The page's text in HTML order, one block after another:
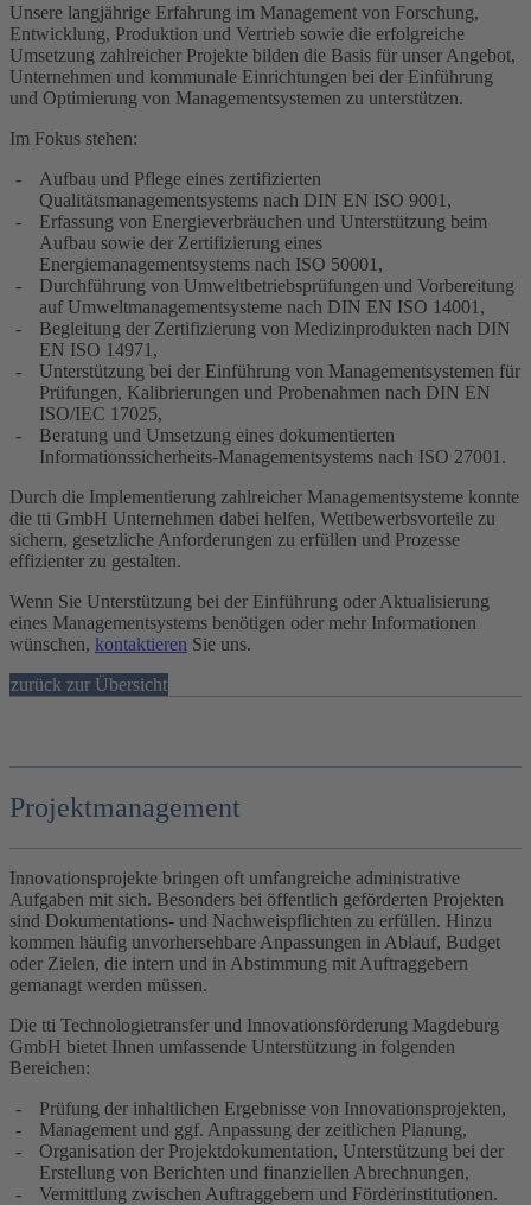
Unsere langjährige Erfahrung im Management von Forschung,
Entwicklung, Produktion und Vertrieb sowie die erfolgreiche
Umsetzung zahlreicher Projekte bilden die Basis für unser Angebot,
Unternehmen und kommunale Einrichtungen bei der Einführung
und Optimierung von Managementsystemen zu unterstützen.
Im Fokus stehen:
Aufbau und Pflege eines zertifizierten
Qualitätsmanagementsystems nach DIN EN ISO 9001,
Erfassung von Energieverbräuchen und Unterstützung beim
Aufbau sowie der Zertifizierung eines
Energiemanagementsystems nach ISO 50001,
Durchführung von Umweltbetriebsprüfungen und Vorbereitung
auf Umweltmanagementsysteme nach DIN EN ISO 14001,
Begleitung der Zertifizierung von Medizinprodukten nach DIN
EN ISO 14971,
Unterstützung bei der Einführung von Managementsystemen für
Prüfungen, Kalibrierungen und Probenahmen nach DIN EN
ISO/IEC 17025,
Beratung und Umsetzung eines dokumentierten
Informationssicherheits-Managementsystems nach ISO 27001.
Durch die Implementierung zahlreicher Managementsysteme konnte
die tti GmbH Unternehmen dabei helfen, Wettbewerbsvorteile zu
sichern, gesetzliche Anforderungen zu erfüllen und Prozesse
effizienter zu gestalten.
Wenn Sie Unterstützung bei der Einführung oder Aktualisierung
eines Managementsystems benötigen oder mehr Informationen
wünschen, kontaktieren Sie uns.
zurück zur Übersicht
Projektmanagement
Innovationsprojekte bringen oft umfangreiche administrative
Aufgaben mit sich. Besonders bei öffentlich geförderten Projekten
sind Dokumentations- und Nachweispflichten zu erfüllen. Hinzu
kommen häufig unvorhersehbare Anpassungen in Ablauf, Budget
oder Zielen, die intern und in Abstimmung mit Auftraggebern
gemanagt werden müssen.
Die tti Technologietransfer und Innovationsförderung Magdeburg
GmbH bietet Ihnen umfassende Unterstützung in folgenden
Bereichen:
Prüfung der inhaltlichen Ergebnisse von Innovationsprojekten,
Management und ggf. Anpassung der zeitlichen Planung,
Organisation der Projektdokumentation, Unterstützung bei der
Erstellung von Berichten und finanziellen Abrechnungen,
Vermittlung zwischen Auftraggebern und Förderinstitutionen.